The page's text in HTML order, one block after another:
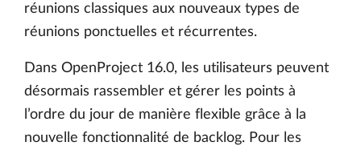
réunions classiques aux nouveaux types de
réunions ponctuelles et récurrentes.
Dans OpenProject 16.0, les utilisateurs peuvent
désormais rassembler et gérer les points à
l’ordre du jour de manière flexible grâce à la
nouvelle fonctionnalité de backlog. Pour les